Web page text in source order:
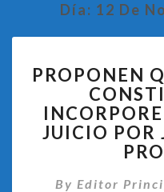
Día: 12 De
PROPONEN
JUICIO POR
By Editor